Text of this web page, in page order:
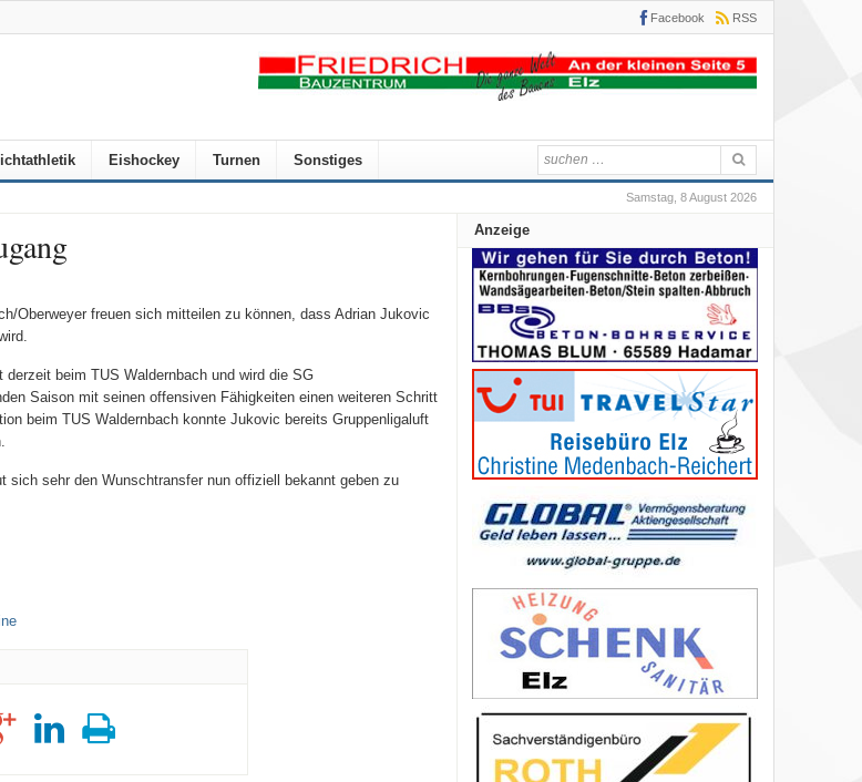
Facebook RSS
Eishockey Turnen Sonstiges
Samstag, 8 August 2026
Oberweyer freuen sich mitteilen zu können, dass Adrian Jukovic
derzeit beim TUS Waldernbach und wird die SG
Saison mit seinen offensiven Fähigkeiten einen weiteren Schritt
beim TUS Waldernbach konnte Jukovic bereits Gruppenligaluft
sich sehr den Wunschtransfer nun offiziell bekannt geben zu
Anzeige